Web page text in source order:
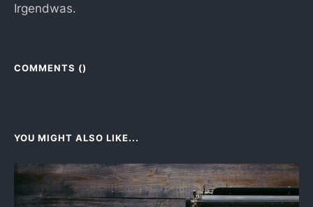
Irgendwas.
COMMENTS ()
YOU MIGHT ALSO LIKE...